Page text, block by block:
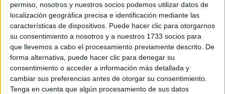
permiso, nosotros y nuestros socios podemos utilizar datos de
localización geográfica precisa e identificación mediante las
características de dispositivos. Puede hacer clic para otorgarnos
su consentimiento a nosotros y a nuestros 1733 socios para
que llevemos a cabo el procesamiento previamente descrito. De
forma alternativa, puede hacer clic para denegar su
consentimiento o acceder a información más detallada y
cambiar sus preferencias antes de otorgar su consentimiento.
Tenga en cuenta que algún procesamiento de sus datos